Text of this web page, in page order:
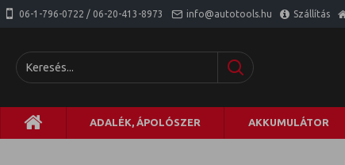
06-1-796-0722 / 06-20-413-8973 info@autotools.hu Szállítás
ADALÉK, ÁPOLÓSZER AKKUMULÁTOR